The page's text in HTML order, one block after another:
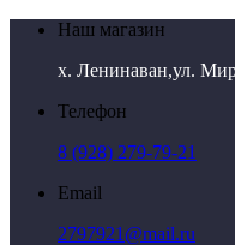
Наш магазин
х. Ленинаван,ул.
Телефон
8 (928) 279-79-21
Email
2797921@mail.ru